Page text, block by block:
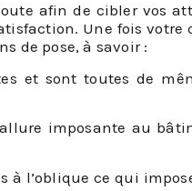
afin de cibler vos
Une fois votre
de pose, à savoir :
et sont toutes de
imposante au
à l’oblique ce qui